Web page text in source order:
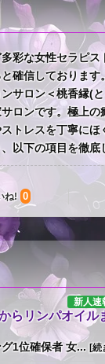
彩な女性セラピ
確信しております
サロン＜桃香縁(
ロンです。極上
トレスを丁寧にほ
以下の項目を徹底
ね! 0
新人速
らリンパオイル
1位確保者 女...[続